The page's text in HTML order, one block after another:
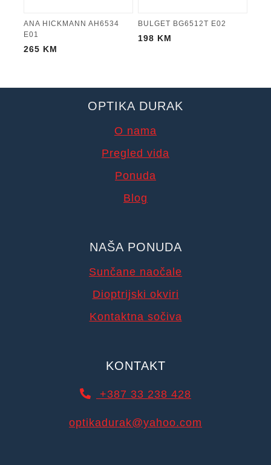
ANA HICKMANN AH6534
E01
265 KM
BULGET BG6512T E02
198 KM
OPTIKA DURAK
O nama
Pregled vida
Ponuda
Blog
NAŠA PONUDA
Sunčane naočale
Dioptrijski okviri
Kontaktna sočiva
KONTAKT
+387 33 238 428
optikadurak@yahoo.com